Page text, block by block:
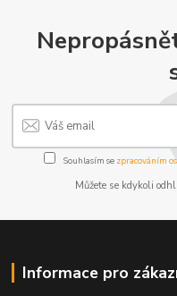
Souhlasím se zpracováním
Můžete se kdykoli
Informace pro